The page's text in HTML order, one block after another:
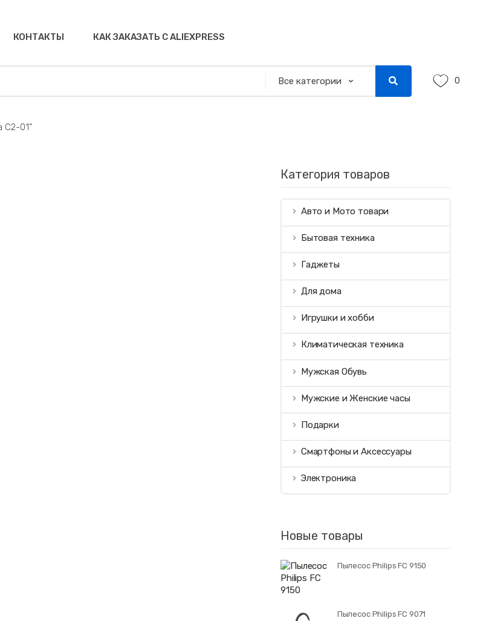
КОНТАКТЫ КАК ЗАКАЗАТЬ С ALIEXPRESS
0
C2-01”
Категория товаров
Авто и Мото товари
Бытовая техника
Гаджеты
Для дома
Игрушки и хобби
Климатическая техника
Мужская Обувь
Мужские и Женские часы
Подарки
Смартфоны и Аксессуары
Электроника
Новые товары
Пылесос Philips FC 9150
Пылесос Philips FC 9071